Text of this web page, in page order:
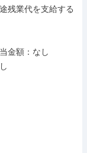
残業代を支給する
金額：なし